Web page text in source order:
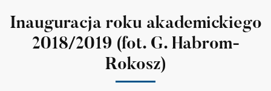
Inauguracja roku akademickiego
2018/2019 (fot. G. Habrom-
Rokosz)